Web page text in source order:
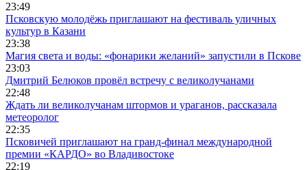
23:49
Псковскую молодёжь приглашают на фестиваль уличных
культур в Казани
23:38
Магия света и воды: «фонарики желаний» запустили в Пскове
23:03
Дмитрий Белюков провёл встречу с великолучанами
22:48
Ждать ли великолучанам штормов и ураганов, рассказала
метеоролог
22:35
Псковичей приглашают на гранд‑финал международной
премии «КАРДО» во Владивостоке
22:19